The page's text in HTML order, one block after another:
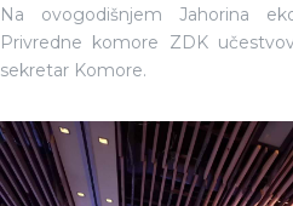
Na ovogodišnjem Jahorina
Privredne komore ZDK
sekretar Komore.